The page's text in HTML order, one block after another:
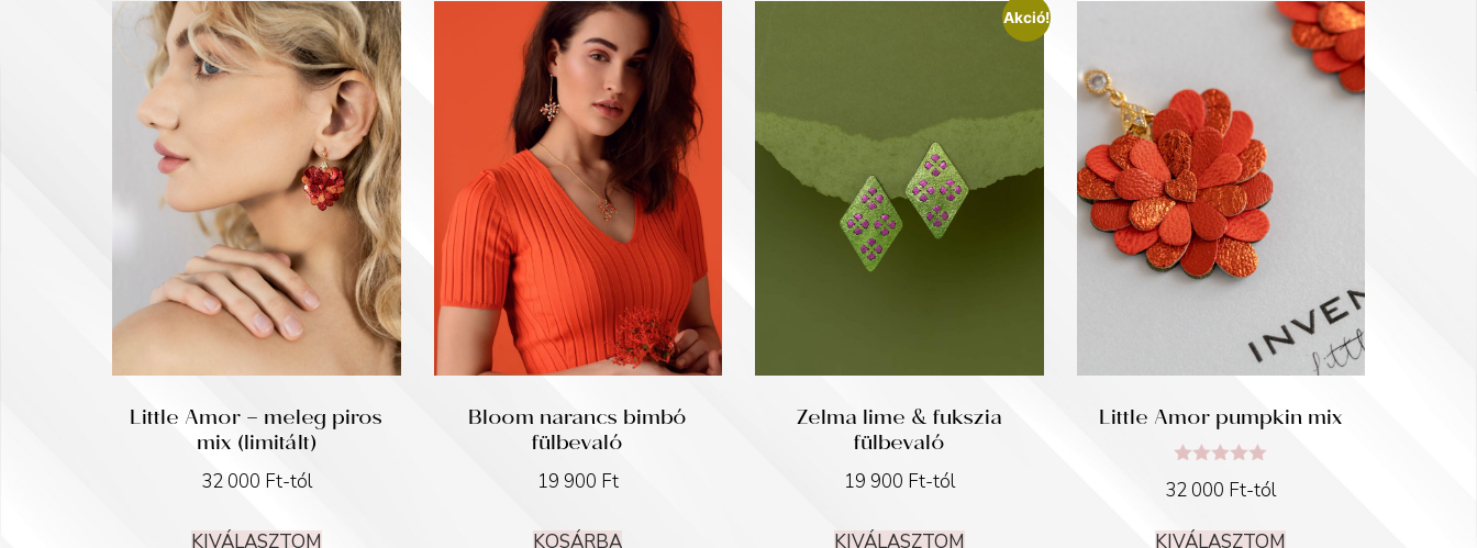
Little Amor – meleg piros
mix (limitált)
32 000 Ft-tól
KIVÁLASZTOM
Bloom narancs bimbó
fülbevaló
19 900 Ft
KOSÁRBA
Akció!
Zelma lime & fukszia
fülbevaló
19 900 Ft-tól
KIVÁLASZTOM
Little Amor pumpkin mix
5.00
32 000 Ft-tól
KIVÁLASZTOM